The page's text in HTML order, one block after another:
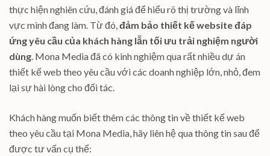
thực hiện nghiên cứu, đánh giá để hiểu rõ thị trường và lĩnh
vực mình đang làm. Từ đó, đảm bảo thiết kế website đáp
ứng yêu cầu của khách hàng lẫn tối ưu trải nghiệm người
dùng . Mona Media đã có kinh nghiệm qua rất nhiều dự án
thiết kế web theo yêu cầu với các doanh nghiệp lớn, nhỏ, đem
lại sự hài lòng cho đối tác.
Khách hàng muốn biết thêm các thông tin về thiết kế web
theo yêu cầu tại Mona Media, hãy liên hệ qua thông tin sau để
được tư vấn cụ thể: